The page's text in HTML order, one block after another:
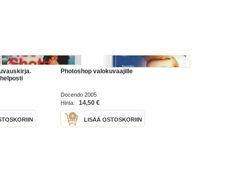
Photoshop valokuvaajille
Docendo 2005
Hinta:
14,50 €
LISÄÄ OSTOSKORIIN